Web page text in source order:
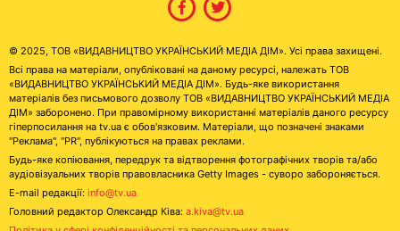
© 2025, ТОВ «ВИДАВНИЦТВО УКРАЇНСЬКИЙ МЕДІА ДІМ». Усі права захищені.
Всі права на матеріали, опубліковані на даному ресурсі, належать ТОВ
«ВИДАВНИЦТВО УКРАЇНСЬКИЙ МЕДІА ДІМ». Будь-яке використання
матеріалів без письмового дозволу ТОВ «ВИДАВНИЦТВО УКРАЇНСЬКИЙ МЕДІА
ДІМ» заборонено. При правомірному використанні матеріалів даного ресурсу
гіперпосилання на tv.ua є обов'язковим. Матеріали, що позначені знаками
"Реклама", "PR", публікуються на правах реклами.
Будь-яке копіювання, передрук та відтворення фотографічних творів та/або
аудіовізуальних творів правовласника Getty Images - суворо забороняється.
E-mail редакції: info@tv.ua
Головний редактор Олександр Ківа: a.kiva@tv.ua